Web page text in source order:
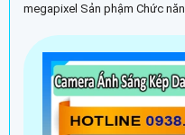
megapixel Sản phậm Chức